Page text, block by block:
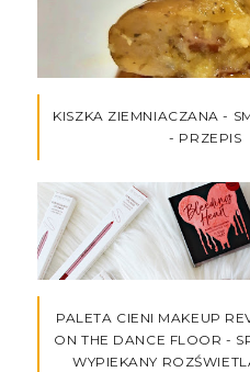
KISZKA ZIEMNIACZANA -
- PRZEPIS
PALETA CIENI MAKEUP
ON THE DANCE FLOOR -
WYPIEKANY